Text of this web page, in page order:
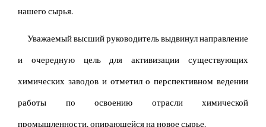
нашего сырья.
Уважаемый высший руководитель выдвинул направление
и очередную цель для активизации существующих
химических заводов и отметил о перспективном ведении
работы по освоению отрасли химической
промышленности, опирающейся на новое сырье.